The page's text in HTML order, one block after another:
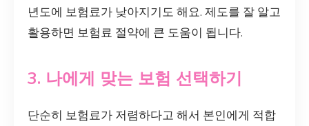
년도에 보험료가 낮아지기도 해요. 제도를 잘 알고
활용하면 보험료 절약에 큰 도움이 됩니다.
3. 나에게 맞는 보험 선택하기
단순히 보험료가 저렴하다고 해서 본인에게 적합